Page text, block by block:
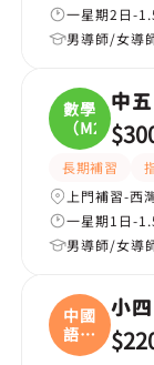
一星期2日-
男導師/女導
數學
（M2
中
長期補習
上門補習-西
一星期1日-
男導師/女導
中國
語文
(
小